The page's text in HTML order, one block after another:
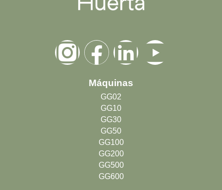
I
F
a
c
e
b
o
L
i
Y
Máquinas
GG02
GG10
GG30
GG50
GG100
GG200
GG500
GG600